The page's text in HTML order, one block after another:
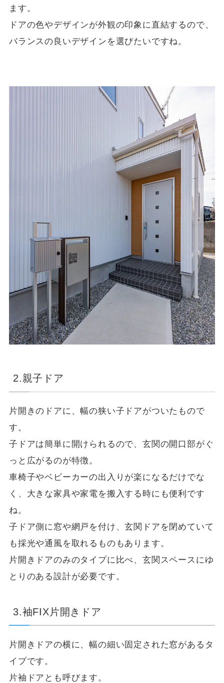
ます。
ドアの色やデザインが外観の印象に直結するので、
バランスの良いデザインを選びたいですね。
2.親子ドア
片開きのドアに、幅の狭い子ドアがついたもので
す。
子ドアは簡単に開けられるので、玄関の開口部がぐ
っと広がるのが特徴。
車椅子やベビーカーの出入りが楽になるだけでな
く、大きな家具や家電を搬入する時にも便利です
ね。
子ドア側に窓や網戸を付け、玄関ドアを閉めていて
も採光や通風を取れるものもあります。
片開きドアのみのタイプに比べ、玄関スペースにゆ
とりのある設計が必要です。
3.袖FIX片開きドア
片開きドアの横に、幅の細い固定された窓があるタ
イプです。
片袖ドアとも呼びます。